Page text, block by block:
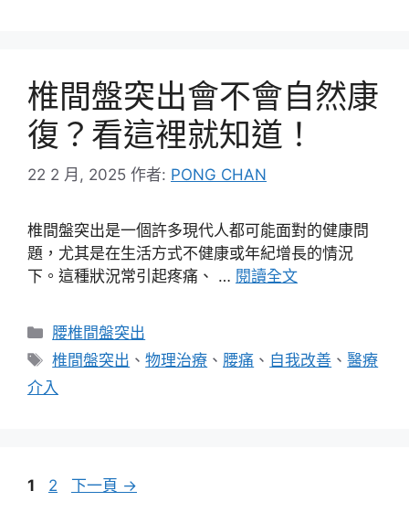
椎間盤突出會不會自然康
復？看這裡就知道！
22 2 月, 2025 作者: PONG CHAN
椎間盤突出是一個許多現代人都可能面對的健康問
題，尤其是在生活方式不健康或年紀增長的情況
下。這種狀況常引起疼痛、 … 閱讀全文
分
類
腰椎間盤突出
標
籤
椎間盤突出 、物理治療 、 腰痛 、 自我改善 、醫療
介入
頁
1
頁
2 下一頁 →